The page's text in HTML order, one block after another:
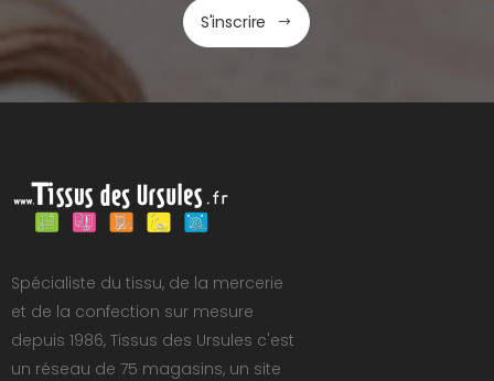
S'inscrire
Spécialiste du tissu, de la mercerie
et de la confection sur mesure
depuis 1986, Tissus des Ursules c'est
un réseau de 75 magasins, un site